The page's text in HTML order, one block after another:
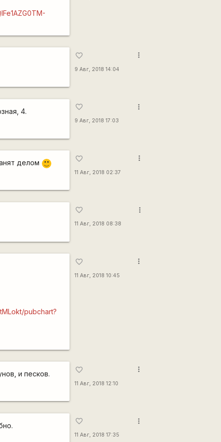
favorite_border
9 Авг, 2018 14:04
more_vert
4.
favorite_border
9 Авг, 2018 17:03
more_vert
делом :)
favorite_border
11 Авг, 2018 02:37
more_vert
favorite_border
11 Авг, 2018 08:38
more_vert
pubchart?
favorite_border
11 Авг, 2018 10:45
more_vert
и песков.
favorite_border
11 Авг, 2018 12:10
more_vert
favorite_border
11 Авг, 2018 17:35
more_vert